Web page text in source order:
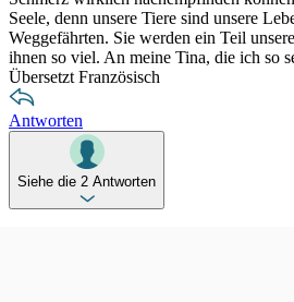
Seele, denn unsere Tiere sind unsere
Weggefährten. Sie werden ein Teil
ihnen so viel. An meine Tina, die ich so
Übersetzt Französisch
Antworten
Siehe die 2 Antworten